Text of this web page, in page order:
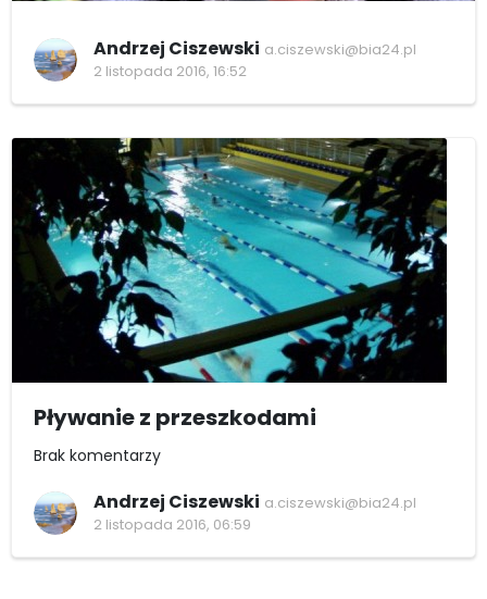
Andrzej Ciszewski a.ciszewski@bia24.pl
2 listopada 2016, 16:52
Pływanie z przeszkodami
Brak komentarzy
Andrzej Ciszewski a.ciszewski@bia24.pl
2 listopada 2016, 06:59